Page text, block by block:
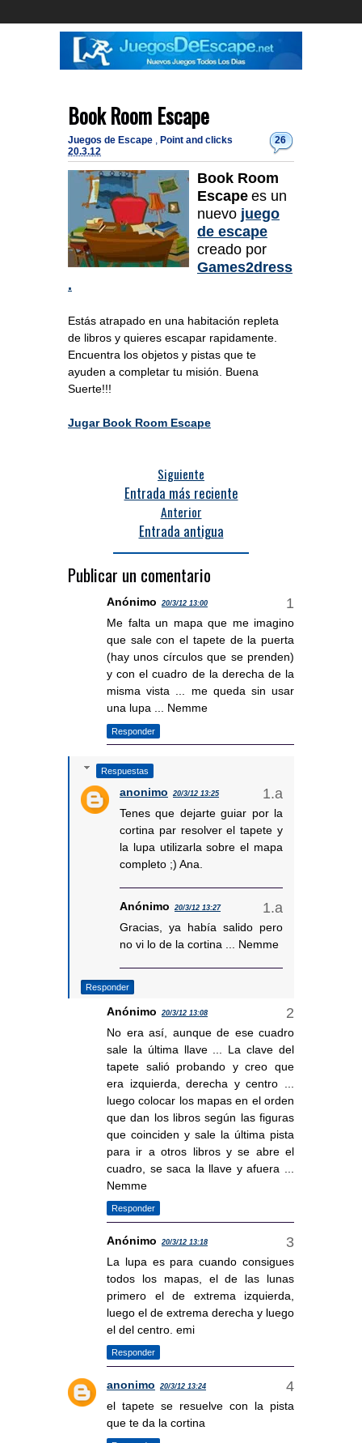
Book Room Escape
26
Juegos de Escape , Point and clicks
20.3.12
Book Room
Escape es un
nuevo juego
de escape
creado por
Games2dress
.
Estás atrapado en una habitación repleta
de libros y quieres escapar rapidamente.
Encuentra los objetos y pistas que te
ayuden a completar tu misión. Buena
Suerte!!!
Jugar Book Room Escape
Siguiente
Entrada más reciente
Anterior
Entrada antigua
Publicar un comentario
Anónimo 20/3/12 13:00
Me falta un mapa que me imagino
que sale con el tapete de la puerta
(hay unos círculos que se prenden)
y con el cuadro de la derecha de la
misma vista ... me queda sin usar
una lupa ... Nemme
Responder
Respuestas
anonimo 20/3/12 13:25
Tenes que dejarte guiar por la
cortina par resolver el tapete y
la lupa utilizarla sobre el mapa
completo ;) Ana.
Anónimo 20/3/12 13:27
Gracias, ya había salido pero
no vi lo de la cortina ... Nemme
Responder
Anónimo 20/3/12 13:08
No era así, aunque de ese cuadro
sale la última llave ... La clave del
tapete salió probando y creo que
era izquierda, derecha y centro ...
luego colocar los mapas en el orden
que dan los libros según las figuras
que coinciden y sale la última pista
para ir a otros libros y se abre el
cuadro, se saca la llave y afuera ...
Nemme
Responder
Anónimo 20/3/12 13:18
La lupa es para cuando consigues
todos los mapas, el de las lunas
primero el de extrema izquierda,
luego el de extrema derecha y luego
el del centro. emi
Responder
anonimo 20/3/12 13:24
el tapete se resuelve con la pista
que te da la cortina